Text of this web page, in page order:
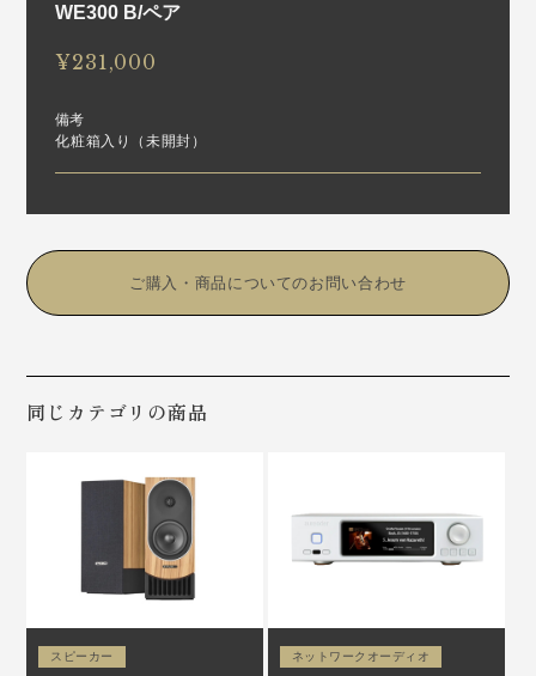
WE300 B/ペア
¥231,000
備考
化粧箱入り（未開封）
ご購⼊・商品についてのお問い合わせ
同じカテゴリの商品
スピーカー ネットワークオーディオ